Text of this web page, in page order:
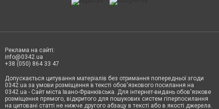
Реклама на сайті:
info@0342.ua
+38 (050) 864 33 47
Допускається цитування матеріалів без отримання попередньої згоди
0342.ua за умови розміщення в тексті обов'язкового посилання на
0342.ua - Сайт міста Івано-Франківська. Для інтернет-видань обов'язкове
розміщення прямого, відкритого для пошукових систем гіперпосилання
на цитовані статті не нижче другого абзацу в тексті або в якості джерела.